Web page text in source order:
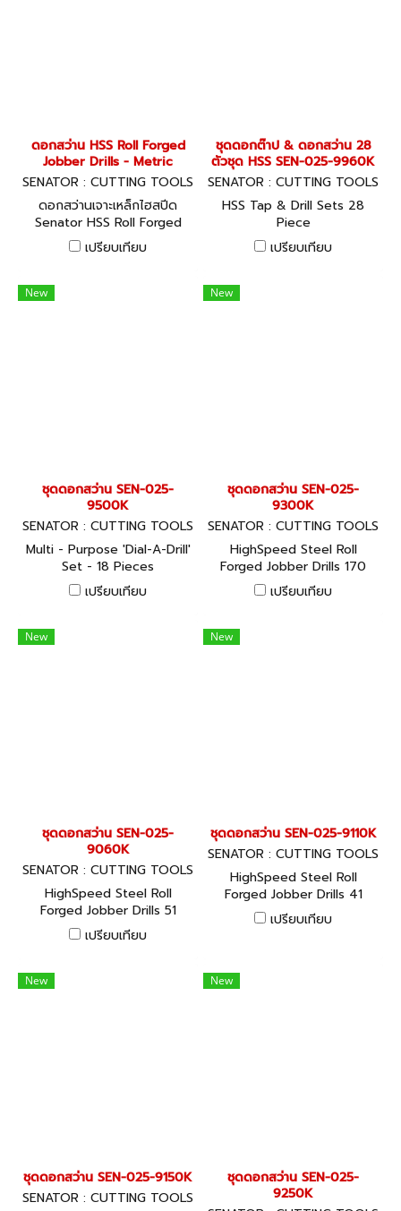
ดอกสว่าน HSS Roll Forged
Jobber Drills - Metric
SENATOR : CUTTING TOOLS
ดอกสว่านเจาะเหล็กไฮสปีด
Senator HSS Roll Forged
Jobber Drills - Metric
เปรียบเทียบ
ชุดดอกต๊าป & ดอกสว่าน 28
ตัวชุด HSS SEN-025-9960K
SENATOR : CUTTING TOOLS
SEN-025-9960K
HSS Tap & Drill Sets 28
Piece
เปรียบเทียบ
New
ชุดดอกสว่าน SEN-025-
9500K
SENATOR : CUTTING TOOLS
Multi - Purpose 'Dial-A-Drill'
Set - 18 Pieces
เปรียบเทียบ
New
ชุดดอกสว่าน SEN-025-
9300K
SENATOR : CUTTING TOOLS
HighSpeed Steel Roll
Forged Jobber Drills 170
Piece
เปรียบเทียบ
New
ชุดดอกสว่าน SEN-025-
9060K
SENATOR : CUTTING TOOLS
HighSpeed Steel Roll
Forged Jobber Drills 51
Piece
เปรียบเทียบ
New
ชุดดอกสว่าน SEN-025-9110K
SENATOR : CUTTING TOOLS
HighSpeed Steel Roll
Forged Jobber Drills 41
Piece
เปรียบเทียบ
New
ชุดดอกสว่าน SEN-025-9150K
SENATOR : CUTTING TOOLS
New
ชุดดอกสว่าน SEN-025-
9250K